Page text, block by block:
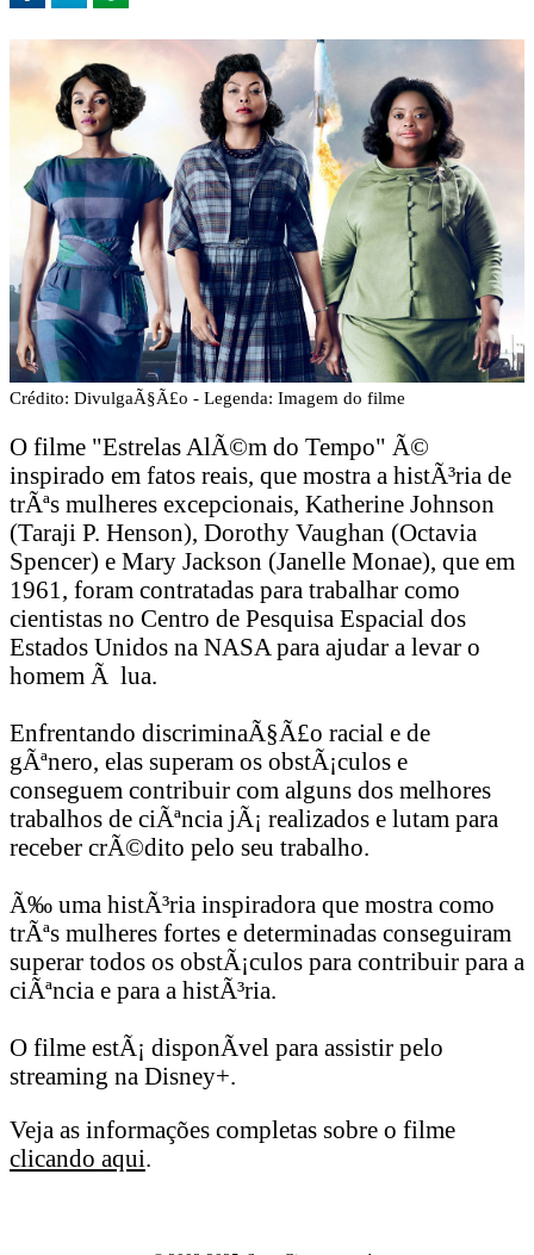
Crédito: DivulgaÃ§Ã£o - Legenda: Imagem do filme
O filme "Estrelas AlÃ©m do Tempo" Ã©
inspirado em fatos reais, que mostra a histÃ³ria de
trÃªs mulheres excepcionais, Katherine Johnson
(Taraji P. Henson), Dorothy Vaughan (Octavia
Spencer) e Mary Jackson (Janelle Monae), que em
1961, foram contratadas para trabalhar como
cientistas no Centro de Pesquisa Espacial dos
Estados Unidos na NASA para ajudar a levar o
homem Ã lua.
Enfrentando discriminaÃ§Ã£o racial e de
gÃªnero, elas superam os obstÃ¡culos e
conseguem contribuir com alguns dos melhores
trabalhos de ciÃªncia jÃ¡ realizados e lutam para
receber crÃ©dito pelo seu trabalho.
Ã‰ uma histÃ³ria inspiradora que mostra como
trÃªs mulheres fortes e determinadas conseguiram
superar todos os obstÃ¡culos para contribuir para a
ciÃªncia e para a histÃ³ria.
O filme estÃ¡ disponÃ­vel para assistir pelo
streaming na Disney+.
Veja as informações completas sobre o filme
clicando aqui.